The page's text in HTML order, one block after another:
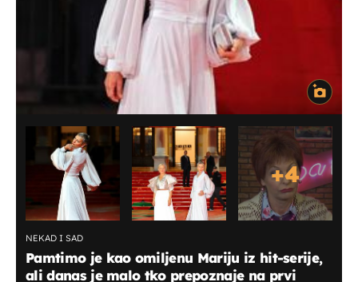
+4
NEKAD I SAD
Pamtimo je kao omiljenu Mariju iz hit-serije,
ali danas je malo tko prepoznaje na prvi